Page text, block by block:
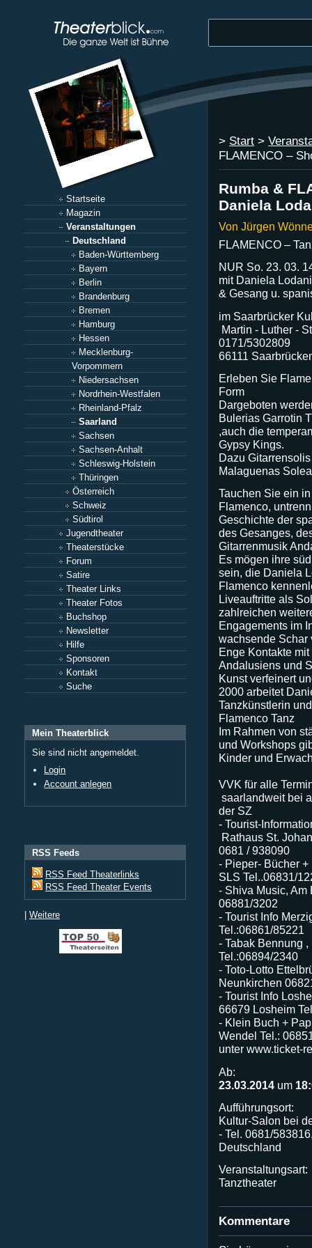
Startseite
Magazin
Veranstaltungen
Deutschland
Baden-Württemberg
Bayern
Berlin
Brandenburg
Bremen
Hamburg
Hessen
Mecklenburg-
Vorpommern
Niedersachsen
Nordrhein-Westfalen
Rheinland-Pfalz
Saarland
Sachsen
Sachsen-Anhalt
Schleswig-Holstein
Thüringen
Österreich
Schweiz
Südtirol
Jugendtheater
Theaterstücke
Forum
Satire
Theater Links
Theater Fotos
Buchshop
Newsletter
Hilfe
Sponsoren
Kontakt
Suche
Mein Theaterblick
Sie sind nicht angemeldet.
Login
Account anlegen
RSS Feeds
RSS Feed Theaterlinks
RSS Feed Theater Events
| Weitere
> Start >
FLAMENCO –
Rumba &
Daniela
Von Jürgen
FLAMENCO –
NUR So. 23. 03.
mit Daniela Lodani
& Gesang u.
im Saarbrücker
Martin - Luther -
0171/5302809
66111
Erleben Sie
Form
Dargeboten
Bulerias Garrotin
,auch die
Gypsy Kings.
Dazu
Malaguenas
Tauchen Sie ein
Flamenco,
Geschichte der
des Gesanges,
Gitarrenmusik
Es mögen ihre
sein, die Daniela
Flamenco
Liveauftritte als
zahlreichen
Engagements im
wachsende Schar
Enge Kontakte
Andalusiens und
Kunst verfeinert
2000 arbeitet
Tanzkünstlerin
Flamenco Tanz
Im Rahmen von
und Workshops
Kinder und
VVK für alle
saarlandweit bei
der SZ
- Tourist-
Rathaus St.
0681 / 938090
- Pieper- Bücher
SLS Tel..06831/
- Shiva Music, Am
06881/3202
- Tourist Info
Tel.:06861/85221
- Tabak Bennung
Tel.:06894/2340
- Toto-Lotto
Neunkirchen
- Tourist Info
66679 Losheim
- Klein Buch +
Wendel Tel.:
unter www.ticket-
Ab:
23.03.2014 um
Aufführungsort:
Kultur-Salon bei
- Tel. 0681/
Deutschland
Veranstaltungsart:
Tanztheater
Kommentare